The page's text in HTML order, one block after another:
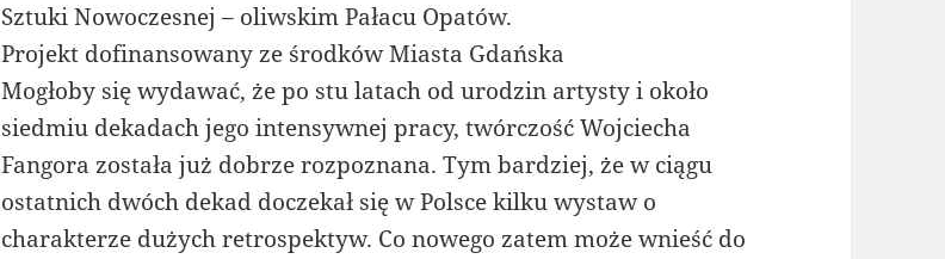
Sztuki Nowoczesnej – oliwskim Pałacu Opatów.
Projekt dofinansowany ze środków Miasta Gdańska
Mogłoby się wydawać, że po stu latach od urodzin artysty i około
siedmiu dekadach jego intensywnej pracy, twórczość Wojciecha
Fangora została już dobrze rozpoznana. Tym bardziej, że w ciągu
ostatnich dwóch dekad doczekał się w Polsce kilku wystaw o
charakterze dużych retrospektyw. Co nowego zatem może wnieść do